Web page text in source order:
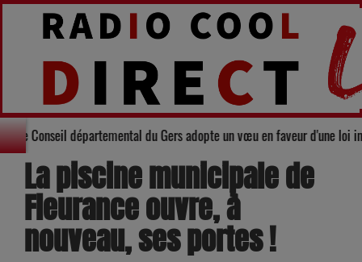
Solidarité : Le Conseil départemental du Gers adopte un vœu en
La piscine municipale de
Fleurance ouvre, à
nouveau, ses portes !